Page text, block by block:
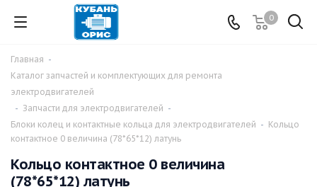
0
Главная -
Каталог запчастей и комплектующих для ремонта
электродвигателей
- Запчасти для электродвигателей -
Блоки колец и контактные кольца для электродвигателей - Кольцо
контактное 0 величина (78*65*12) латунь
Кольцо контактное 0 величина
(78*65*12) латунь